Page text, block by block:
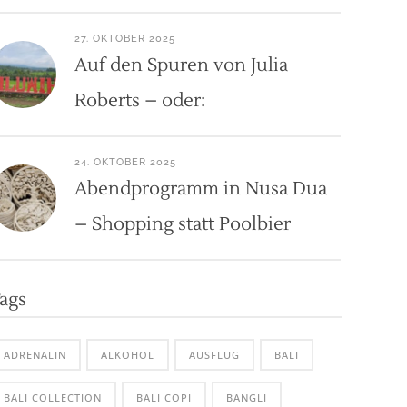
27. OKTOBER 2025
Auf den Spuren von Julia
Roberts – oder:
24. OKTOBER 2025
Abendprogramm in Nusa Dua
– Shopping statt Poolbier
ADRENALIN ALKOHOL AUSFLUG BALI
BALI COLLECTION BALI COPI BANGLI